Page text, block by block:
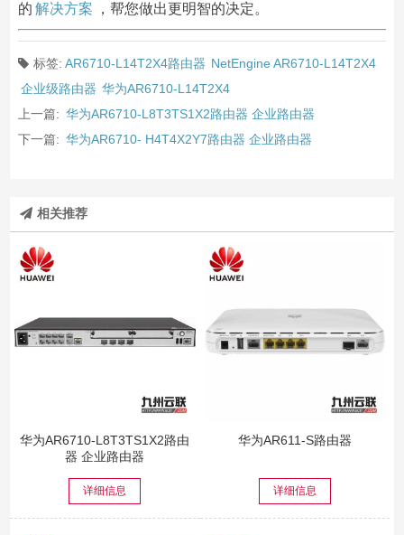
的 解决方案 ，帮您做出更明智的决定。
标签: AR6710-L14T2X4路由器 NetEngine AR6710-L14T2X4
企业级路由器 华为AR6710-L14T2X4
上一篇: 华为AR6710-L8T3TS1X2路由器 企业路由器
下一篇: 华为AR6710- H4T4X2Y7路由器 企业路由器
相关推荐
华为AR6710-L8T3TS1X2路由
器 企业路由器
详细信息
华为AR611-S路由器
详细信息